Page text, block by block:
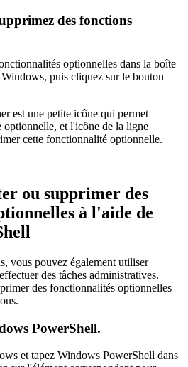
des fonctions
optionnelles dans la boîte
puis cliquez sur le bouton
est une petite icône qui permet
et l'icône de la ligne
cette fonctionnalité optionnelle.
ou supprimer des
à l'aide de
vous pouvez également utiliser
des tâches administratives.
des fonctionnalités optionnelles
PowerShell.
et tapez Windows PowerShell dans